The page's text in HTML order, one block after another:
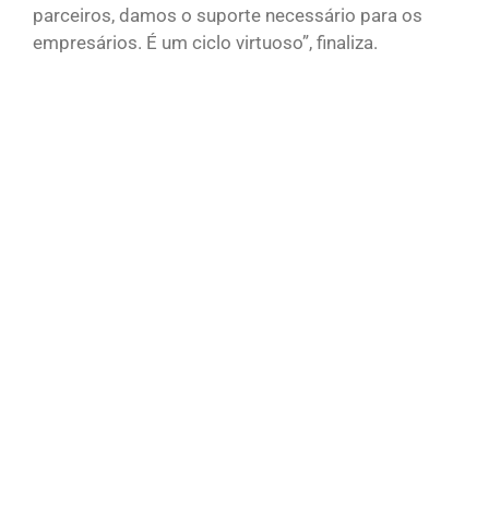
parceiros, damos o suporte necessário para os
empresários. É um ciclo virtuoso”, finaliza.